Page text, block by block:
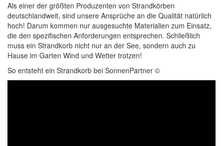
Als einer der größten Produzenten von Strandkörben
deutschlandweit, sind unsere Ansprüche an die Qualität natürlich
hoch! Darum kommen nur ausgesuchte Materialien zum Einsatz,
die den spezifischen Anforderungen entsprechen. Schließlich
muss ein Strandkorb nicht nur an der See, sondern auch zu
Hause im Garten Wind und Wetter trotzen!
So entsteht ein Strandkorb bei SonnenPartner ©